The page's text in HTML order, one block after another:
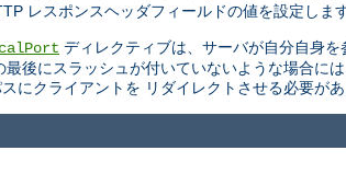
レスポンスヘッダフィールドの値を設定します
ディレクティブは、サーバが自分自身
後にスラッシュが付いていないような場合に
にクライアントを リダイレクトさせる必要があ